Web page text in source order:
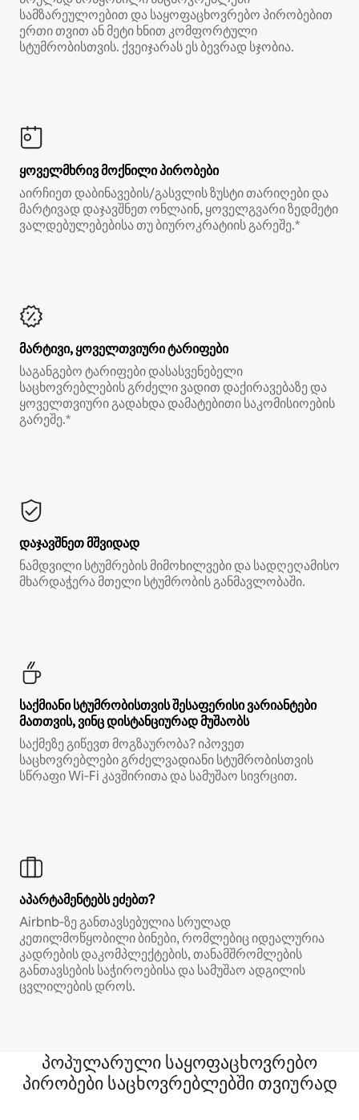
სამზარეულოებით და საყოფაცხოვრებო პირობებით
ერთი თვით ან მეტი ხნით კომფორტული
სტუმრობისთვის. ქვეიჯარას ეს ბევრად სჯობია.
ყოველმხრივ მოქნილი პირობები
აირჩიეთ დაბინავების/გასვლის ზუსტი თარიღები და
მარტივად დაჯავშნეთ ონლაინ, ყოველგვარი ზედმეტი
ვალდებულებებისა თუ ბიუროკრატიის გარეშე.*
მარტივი, ყოველთვიური ტარიფები
საგანგებო ტარიფები დასასვენებელი
საცხოვრებლების გრძელი ვადით დაქირავებაზე და
ყოველთვიური გადახდა დამატებითი საკომისიოების
გარეშე.*
დაჯავშნეთ მშვიდად
ნამდვილი სტუმრების მიმოხილვები და სადღეღამისო
მხარდაჭერა მთელი სტუმრობის განმავლობაში.
საქმიანი სტუმრობისთვის შესაფერისი ვარიანტები
მათთვის, ვინც დისტანციურად მუშაობს
საქმეზე გიწევთ მოგზაურობა? იპოვეთ
საცხოვრებლები გრძელვადიანი სტუმრობისთვის
სწრაფი Wi‑Fi კავშირითა და სამუშაო სივრცით.
აპარტამენტებს ეძებთ?
Airbnb‑ზე განთავსებულია სრულად
კეთილმოწყობილი ბინები, რომლებიც იდეალურია
კადრების დაკომპლექტების, თანამშრომლების
განთავსების საჭიროებისა და სამუშაო ადგილის
ცვლილების დროს.
პოპულარული საყოფაცხოვრებო
პირობები საცხოვრებლებში თვიურად